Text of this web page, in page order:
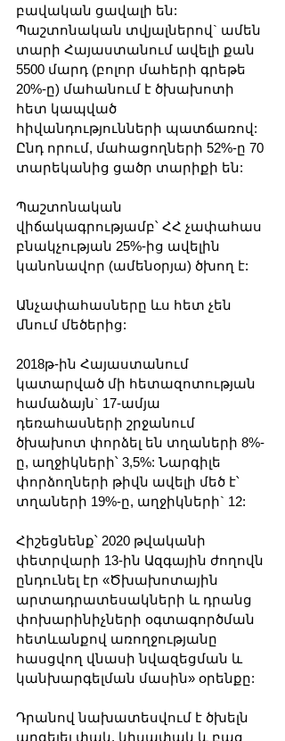
բավական ցավալի են:
Պաշտոնական տվյալներով` ամեն
տարի Հայաստանում ավելի քան
5500 մարդ (բոլոր մահերի գրեթե
20%-ը) մահանում է ծխախոտի
հետ կապված
հիվանդությունների պատճառով:
Ընդ որում, մահացողների 52%-ը 70
տարեկանից ցածր տարիքի են:
Պաշտոնական
վիճակագրությամբ՝ ՀՀ չափահաս
բնակչության 25%-ից ավելին
կանոնավոր (ամենօրյա) ծխող է:
Անչափահասները ևս հետ չեն
մնում մեծերից:
2018թ-ին Հայաստանում
կատարված մի հետազոտության
համաձայն` 17-ամյա
դեռահասների շրջանում
ծխախոտ փորձել են տղաների 8%-
ը, աղջիկների՝ 3,5%: Նարգիլե
փորձողների թիվն ավելի մեծ է՝
տղաների 19%-ը, աղջիկների` 12:
Հիշեցնենք՝ 2020 թվականի
փետրվարի 13-ին Ազգային ժողովն
ընդունել էր «Ծխախոտային
արտադրատեսակների և դրանց
փոխարինիչների օգտագործման
հետևանքով առողջությանը
հասցվող վնասի նվազեցման և
կանխարգելման մասին» օրենքը:
Դրանով նախատեսվում է ծխելն
արգելել փակ, կիսափակ և բաց